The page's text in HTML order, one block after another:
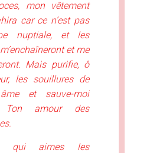
mon vêtement
car ce n’est pas
nuptiale, et les
et me
Mais purifie, ô
les souillures de
et sauve-moi
Ton amour des
qui aimes les